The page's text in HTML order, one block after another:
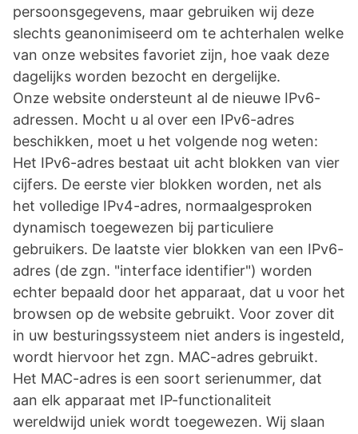
persoonsgegevens, maar gebruiken wij deze
slechts geanonimiseerd om te achterhalen welke
van onze websites favoriet zijn, hoe vaak deze
dagelijks worden bezocht en dergelijke.
Onze website ondersteunt al de nieuwe IPv6-
adressen. Mocht u al over een IPv6-adres
beschikken, moet u het volgende nog weten:
Het IPv6-adres bestaat uit acht blokken van vier
cijfers. De eerste vier blokken worden, net als
het volledige IPv4-adres, normaalgesproken
dynamisch toegewezen bij particuliere
gebruikers. De laatste vier blokken van een IPv6-
adres (de zgn. "interface identifier") worden
echter bepaald door het apparaat, dat u voor het
browsen op de website gebruikt. Voor zover dit
in uw besturingssysteem niet anders is ingesteld,
wordt hiervoor het zgn. MAC-adres gebruikt.
Het MAC-adres is een soort serienummer, dat
aan elk apparaat met IP-functionaliteit
wereldwijd uniek wordt toegewezen. Wij slaan